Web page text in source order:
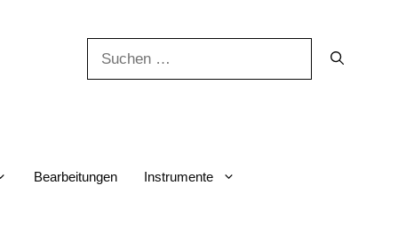
Bearbeitungen Instrumente